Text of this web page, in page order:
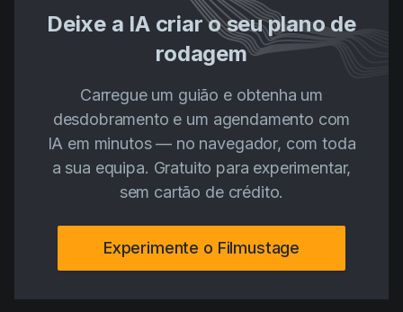
Deixe a IA criar o seu plano de
rodagem
Carregue um guião e obtenha um
desdobramento e um agendamento com
IA em minutos — no navegador, com toda
a sua equipa. Gratuito para experimentar,
sem cartão de crédito.
Experimente o Filmustage